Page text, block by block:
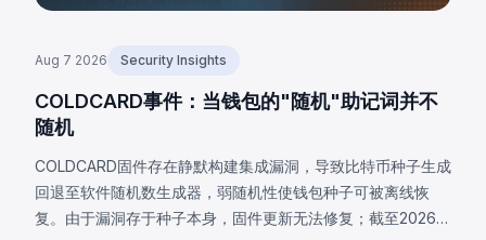
Aug 7 2026 Security Insights
COLDCARD事件：当钱包的"随机"助记词并不
随机
COLDCARD固件存在静默构建集成漏洞，导致比特币种子生成
回退至软件随机数生成器，弱随机性使钱包种子可被离线恢
复。由于漏洞存于种子本身，固件更新无法修复；截至2026年